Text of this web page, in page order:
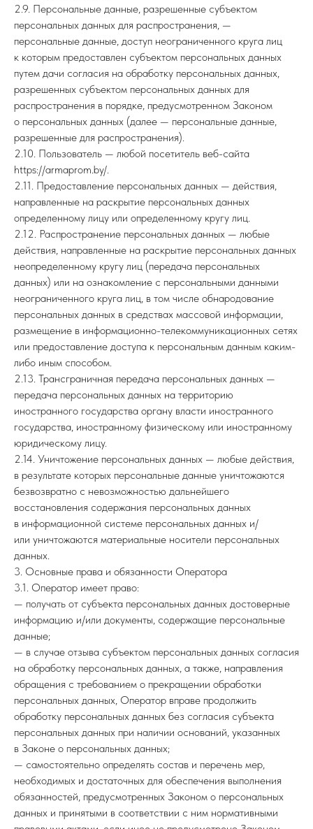
2.9. Персональные данные, разрешенные субъектом
персональных данных для распространения, —
персональные данные, доступ неограниченного круга лиц
к которым предоставлен субъектом персональных данных
путем дачи согласия на обработку персональных данных,
разрешенных субъектом персональных данных для
распространения в порядке, предусмотренном Законом
о персональных данных (далее — персональные данные,
разрешенные для распространения).
2.10. Пользователь — любой посетитель веб-сайта
https://armaprom.by/.
2.11. Предоставление персональных данных — действия,
направленные на раскрытие персональных данных
определенному лицу или определенному кругу лиц.
2.12. Распространение персональных данных — любые
действия, направленные на раскрытие персональных данных
неопределенному кругу лиц (передача персональных
данных) или на ознакомление с персональными данными
неограниченного круга лиц, в том числе обнародование
персональных данных в средствах массовой информации,
размещение в информационно-телекоммуникационных сетях
или предоставление доступа к персональным данным каким-
либо иным способом.
2.13. Трансграничная передача персональных данных —
передача персональных данных на территорию
иностранного государства органу власти иностранного
государства, иностранному физическому или иностранному
юридическому лицу.
2.14. Уничтожение персональных данных — любые действия,
в результате которых персональные данные уничтожаются
безвозвратно с невозможностью дальнейшего
восстановления содержания персональных данных
в информационной системе персональных данных и/
или уничтожаются материальные носители персональных
данных.
3. Основные права и обязанности Оператора
3.1. Оператор имеет право:
— получать от субъекта персональных данных достоверные
информацию и/или документы, содержащие персональные
данные;
— в случае отзыва субъектом персональных данных согласия
на обработку персональных данных, а также, направления
обращения с требованием о прекращении обработки
персональных данных, Оператор вправе продолжить
обработку персональных данных без согласия субъекта
персональных данных при наличии оснований, указанных
в Законе о персональных данных;
— самостоятельно определять состав и перечень мер,
необходимых и достаточных для обеспечения выполнения
обязанностей, предусмотренных Законом о персональных
данных и принятыми в соответствии с ним нормативными